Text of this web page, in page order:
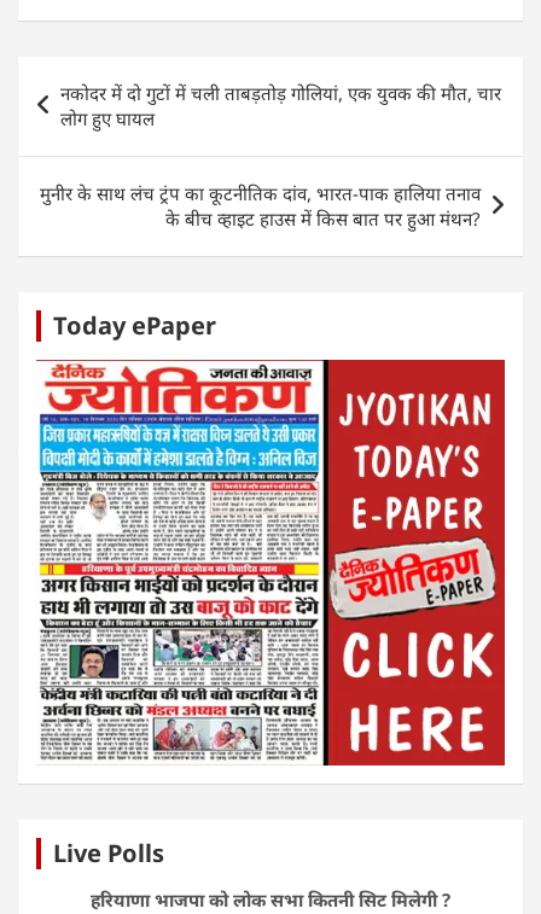
at
s
A
p
p
c
e
b
o
o
itt
er
k
e
dI
n
ss
e
n
g
er
ar
e
navigation
नकोदर में दो गुटों में चली ताबड़तोड़ गोलियां, एक युवक की मौत, चार
लोग हुए घायल
मुनीर के साथ लंच ट्रंप का कूटनीतिक दांव, भारत-पाक हालिया तनाव
के बीच व्हाइट हाउस में किस बात पर हुआ मंथन?
Today ePaper
Live Polls
हरियाणा भाजपा को लोक सभा कितनी सिट मिलेगी ?